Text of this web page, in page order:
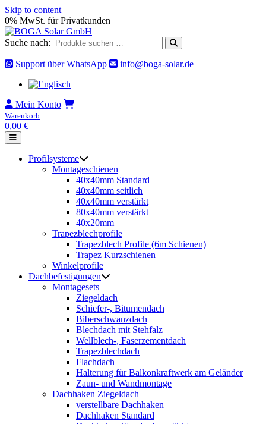
Skip to content
0% MwSt. für Privatkunden
Suche nach:
Support über WhatsApp info@boga-solar.de
Mein Konto
Warenkorb
0,00 €
Profilsysteme
Montageschienen
40x40mm Standard
40x40mm seitlich
40x40mm verstärkt
80x40mm verstärkt
40x20mm
Trapezblechprofile
Trapezblech Profile (6m Schienen)
Trapez Kurzschienen
Winkelprofile
Dachbefestigungen
Montagesets
Ziegeldach
Schiefer-, Bitumendach
Biberschwanzdach
Blechdach mit Stehfalz
Wellblech-, Faserzementdach
Trapezblechdach
Flachdach
Halterung für Balkonkraftwerk am Geländer
Zaun- und Wandmontage
Dachhaken Ziegeldach
verstellbare Dachhaken
Dachhaken Standard